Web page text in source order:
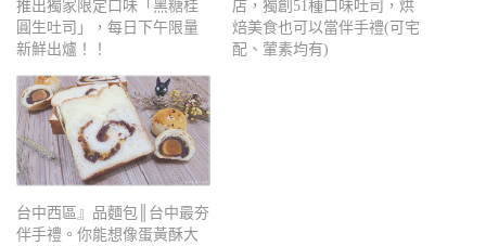
推出獨家限定口味「黑糖桂
圓生吐司」，每日下午限量
新鮮出爐！！
店，獨創51種口味吐司，烘
焙美食也可以當伴手禮(可宅
配、葷素均有)
台中西區』品麵包║台中最夯
伴手禮。你能想像蛋黃酥大